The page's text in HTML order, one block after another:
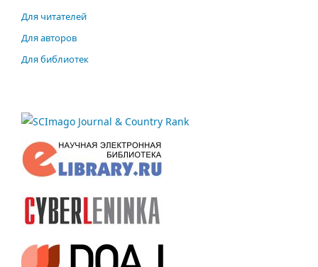
Для читателей
Для авторов
Для библиотек